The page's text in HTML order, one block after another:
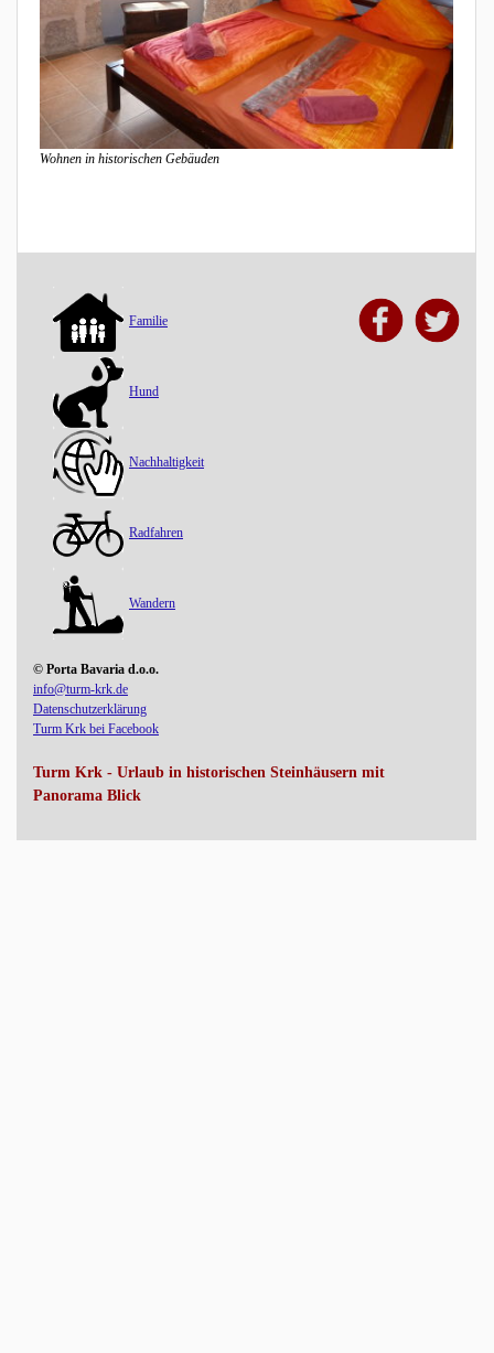
Wohnen in historischen Gebäuden
Familie
Hund
Nachhaltigkeit
Radfahren
Wandern
© Porta Bavaria d.o.o.
info@turm-krk.de
Datenschutzerklärung
Turm Krk bei Facebook
Turm Krk - Urlaub in historischen Steinhäusern mit
Panorama Blick